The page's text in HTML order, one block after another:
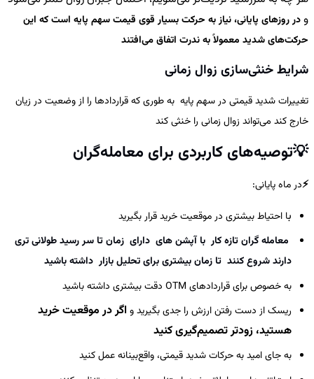
ودر روزهای پایانی، نیاز به حرکت بسیار قوی قیمت سهم پایه است که این
حرکت‌های شدید معمولاً به ندرت اتفاق می‌افتند
شرایط خنثی‌سازی زوال زمانی
تغییرات شدید قیمتی در سهم پایه به طوری که قراردادها را از وضعیت در زیان
خارج کند می‌تواند زوال زمانی را خنثی کند
💡توصیه‌های کاربردی برای معامله‌گران
⚡️در ماه پایانی:
با احتیاط بیشتری در موقعیت خرید قرار بگیرید
معامله گران تازه کار با آپشن های دارای زمان تا سر رسید طولانی تری
دارند شروع کنند تا زمان بیشتری برای تحلیل بازار داشته باشید
به خصوص برای قراردادهای OTM دقت بیشتری داشته باشید
ریسک از دست رفتن ارزش را جدی بگیرید و اگر در موقعیت خرید
هستید، زودتر تصمیم‌گیری کنید
به جای امید به حرکات شدید قیمتی، واقع‌بینانه عمل کنید